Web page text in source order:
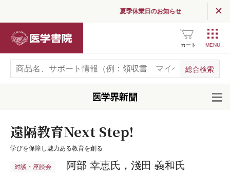
夏季休業日のお知らせ
カート
遠隔教育Next Step!
学びを保障し魅力ある教育を創る
対談・座談会 阿部 幸恵氏，淺田 義和氏